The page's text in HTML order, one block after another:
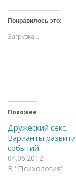
и
т
е
ч
т
ь
а
F
a
c
e
b
o
и
т
е
с
я
в
g
Понравилось это:
Загрузка...
Похожее
Дружеский секс.
Варианты
событий
04.06.2012
В "Психология"